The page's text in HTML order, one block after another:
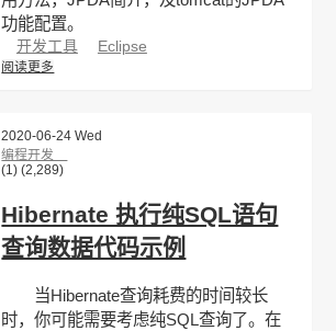
功能配置。
开发工具 Eclipse
阅读更多
2020-06-24 Wed
编程开发
(1) (2,289)
Hibernate 执行纯SQL语句
查询数据代码示例
当Hibernate查询耗费的时间较长
时，你可能需要考虑纯SQL查询了。在